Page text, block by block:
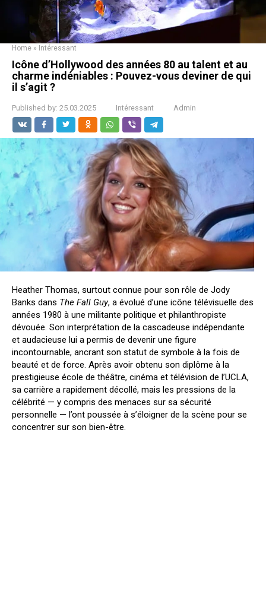
Home » Intéressant
Icône d’Hollywood des années 80 au talent et au
charme indéniables : Pouvez-vous deviner de qui
il s’agit ?
Published by: 25.03.2025 Intéressant Admin
Heather Thomas, surtout connue pour son rôle de Jody
Banks dans The Fall Guy, a évolué d’une icône télévisuelle des
années 1980 à une militante politique et philanthropiste
dévouée. Son interprétation de la cascadeuse indépendante
et audacieuse lui a permis de devenir une figure
incontournable, ancrant son statut de symbole à la fois de
beauté et de force. Après avoir obtenu son diplôme à la
prestigieuse école de théâtre, cinéma et télévision de l’UCLA,
sa carrière a rapidement décollé, mais les pressions de la
célébrité — y compris des menaces sur sa sécurité
personnelle — l’ont poussée à s’éloigner de la scène pour se
concentrer sur son bien-être.